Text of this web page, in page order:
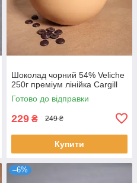
Шоколад чорний 54% Veliche
250г преміум лінійка Cargill
Готово до відправки
229 ₴ 249 ₴
Купити
–6%